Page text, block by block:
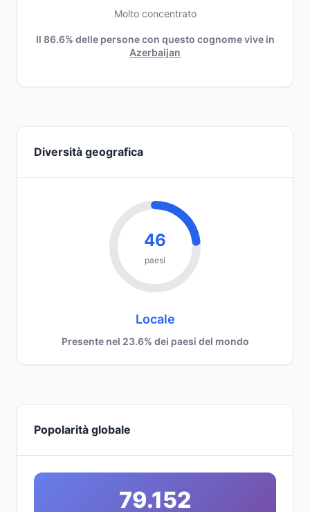
Molto concentrato
Il 86.6% delle persone con questo cognome vive in
Azerbaijan
Diversità geografica
46
paesi
Locale
Presente nel 23.6% dei paesi del mondo
Popolarità globale
79.152